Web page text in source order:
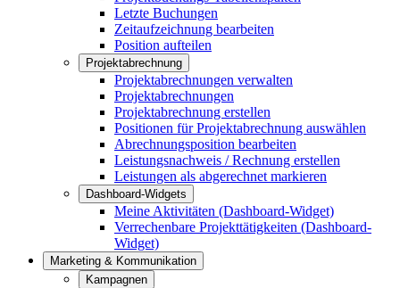
Letzte Buchungen
Zeitaufzeichnung bearbeiten
Position aufteilen
Projektabrechnung
Projektabrechnungen verwalten
Projektabrechnungen
Projektabrechnung erstellen
Positionen für Projektabrechnung auswählen
Abrechnungsposition bearbeiten
Leistungsnachweis / Rechnung erstellen
Leistungen als abgerechnet markieren
Dashboard-Widgets
Meine Aktivitäten (Dashboard-Widget)
Verrechenbare Projekttätigkeiten (Dashboard-
Widget)
Marketing & Kommunikation
Kampagnen